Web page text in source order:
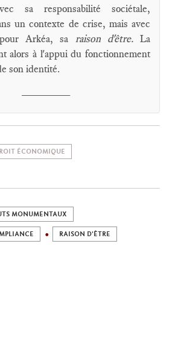
sa responsabilité sociétale,
un contexte de crise, mais avec
Arkéa, sa raison d'être. La
alors à l'appui du fonctionnement
son identité.
ÉCONOMIQUE
MONUMENTAUX
RAISON D'ÊTRE